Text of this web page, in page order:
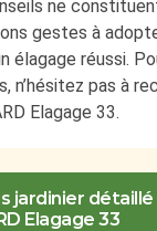
ne
gestes à
élagage réussi.
n’hésitez pas à
Elagage 33.
jardinier détaillé
Elagage 33